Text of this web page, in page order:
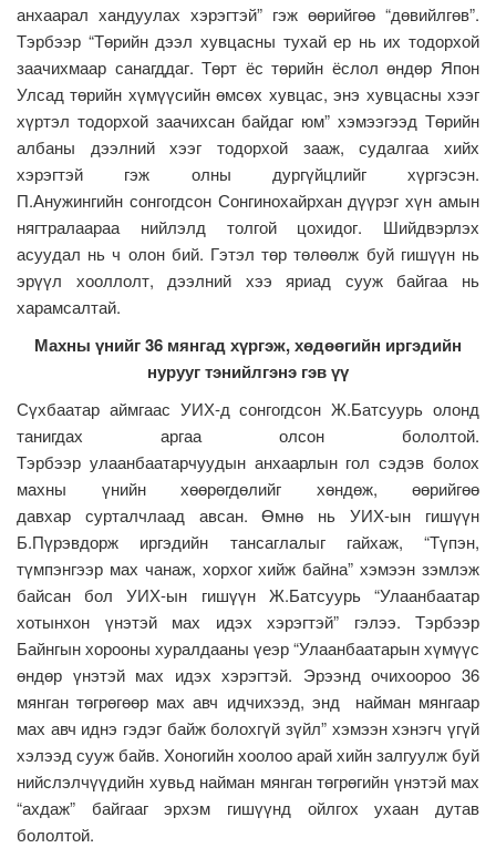
анхаарал хандуулах хэрэгтэй” гэж өөрийгөө “дөвийлгөв”.
Тэрбээр “Төрийн дээл хувцасны тухай ер нь их тодорхой
заачихмаар санагддаг. Төрт ёс төрийн ёслол өндөр Япон
Улсад төрийн хүмүүсийн өмсөх хувцас, энэ хувцасны хээг
хүртэл тодорхой заачихсан байдаг юм” хэмээгээд Төрийн
албаны дээлний хээг тодорхой зааж, судалгаа хийх
хэрэгтэй гэж олны дургүйцлийг хүргэсэн.
П.Анужингийн сонгогдсон Сонгинохайрхан дүүрэг хүн амын
нягтралаараа нийлэлд толгой цохидог. Шийдвэрлэх
асуудал нь ч олон бий. Гэтэл төр төлөөлж буй гишүүн нь
эрүүл хооллолт, дээлний хээ яриад сууж байгаа нь
харамсалтай.
Махны үнийг 36 мянгад хүргэж, хөдөөгийн иргэдийн
нурууг тэнийлгэнэ гэв үү
Сүхбаатар аймгаас УИХ-д сонгогдсон Ж.Батсуурь олонд
танигдах аргаа олсон бололтой.
Тэрбээр улаанбаатарчуудын анхаарлын гол сэдэв болох
махны үнийн хөөрөгдөлийг хөндөж, өөрийгөө
давхар сурталчлаад авсан. Өмнө нь УИХ-ын гишүүн
Б.Пүрэвдорж иргэдийн тансаглалыг гайхаж, “Түпэн,
түмпэнгээр мах чанаж, хорхог хийж байна” хэмээн зэмлэж
байсан бол УИХ-ын гишүүн Ж.Батсуурь “Улаанбаатар
хотынхон үнэтэй мах идэх хэрэгтэй” гэлээ. Тэрбээр
Байнгын хорооны хуралдааны үеэр “Улаанбаатарын хүмүүс
өндөр үнэтэй мах идэх хэрэгтэй. Эрээнд очихоороо 36
мянган төгрөгөөр мах авч идчихээд, энд найман мянгаар
мах авч иднэ гэдэг байж болохгүй зүйл” хэмээн хэнэгч үгүй
хэлээд сууж байв. Хоногийн хоолоо арай хийн залгуулж буй
нийслэлчүүдийн хувьд найман мянган төгрөгийн үнэтэй мах
“ахдаж” байгааг эрхэм гишүүнд ойлгох ухаан дутав
бололтой.